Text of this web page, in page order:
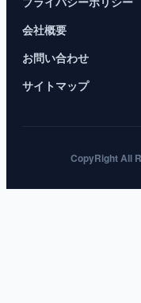
会社概要
お問い合わせ
サイトマップ
CopyRight All